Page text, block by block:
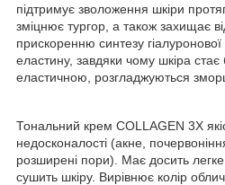
підтримує зволоження шкіри
зміцнює тургор, а також захищає
прискоренню синтезу
еластину, завдяки чому шкіра
еластичною, розгладжуються
Тональний крем COLLAGEN 3X
недосконалості (акне,
розширені пори). Має досить
сушить шкіру. Вирівнює колір